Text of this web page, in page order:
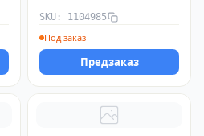
SKU: 1104985
Под заказ
Предзаказ